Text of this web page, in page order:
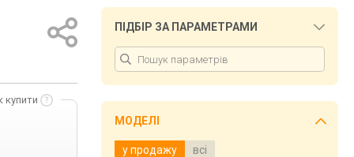
купити
ПІДБІР ЗА ПАРАМЕТРАМИ
МОДЕЛІ
у продажу всі